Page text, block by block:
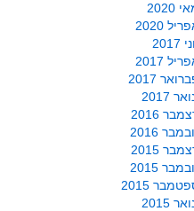
2020
2020
2017
2017
2017
2017
2016
2016
2015
2015
2015
2015